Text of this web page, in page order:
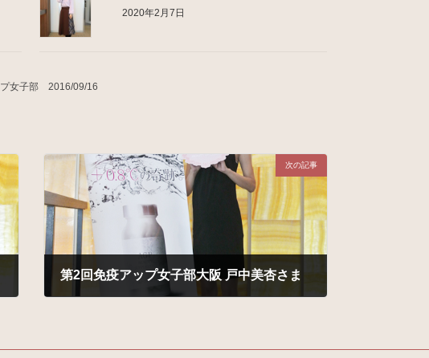
2020年2月7日
女子部 2016/09/16
次の記事
第2回免疫アップ女子部大阪 戸中美杏さま